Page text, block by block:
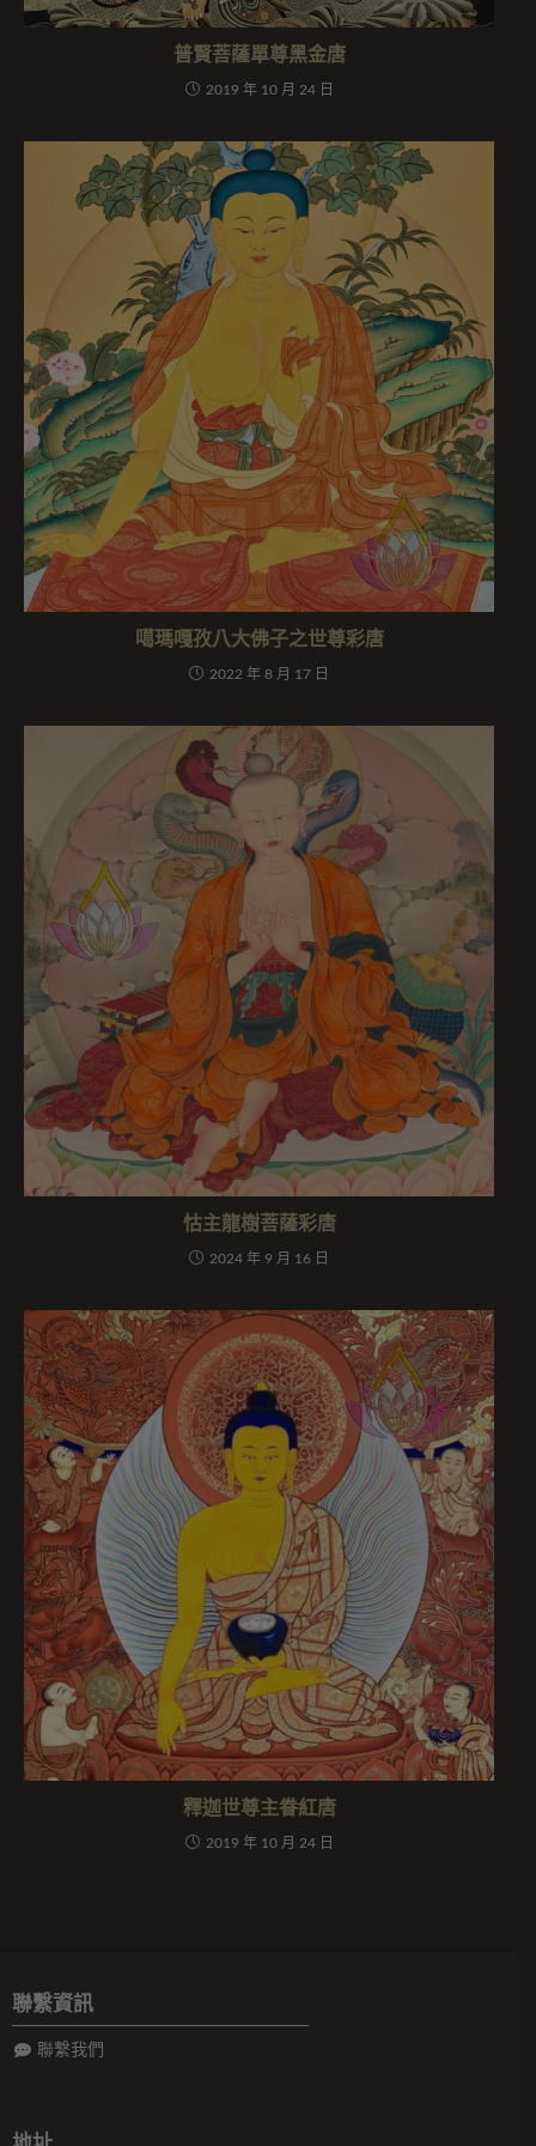
普賢菩薩單尊黑金唐
2019 年 10 月 24 日
噶瑪嘎孜八大佛子之世尊彩唐
2022 年 8 月 17 日
怙主龍樹菩薩彩唐
2024 年 9 月 16 日
釋迦世尊主眷紅唐
2019 年 10 月 24 日
聯繫資訊
聯繫我們